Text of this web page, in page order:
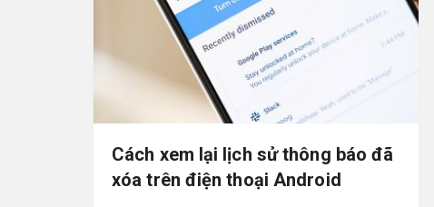
Cách xem lại lịch sử thông báo đã
xóa trên điện thoại Android